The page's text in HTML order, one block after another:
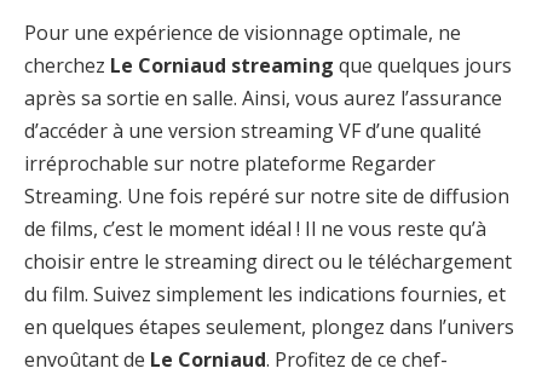
Pour une expérience de visionnage optimale, ne
cherchez Le Corniaud streaming que quelques jours
après sa sortie en salle. Ainsi, vous aurez l’assurance
d’accéder à une version streaming VF d’une qualité
irréprochable sur notre plateforme Regarder
Streaming. Une fois repéré sur notre site de diffusion
de films, c’est le moment idéal ! Il ne vous reste qu’à
choisir entre le streaming direct ou le téléchargement
du film. Suivez simplement les indications fournies, et
en quelques étapes seulement, plongez dans l’univers
envoûtant de Le Corniaud. Profitez de ce chef-